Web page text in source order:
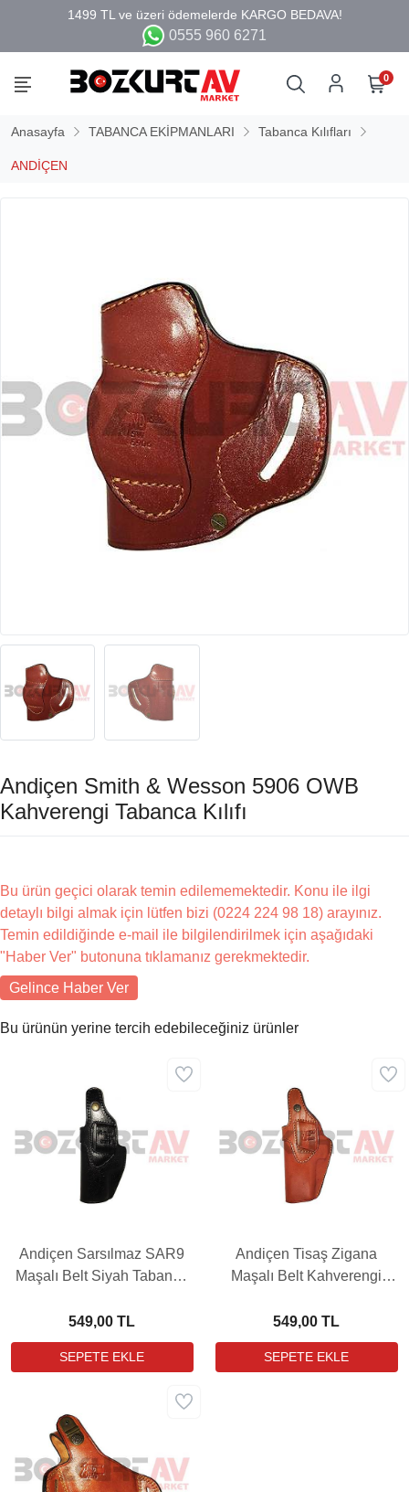
0555 960 6271
0
Anasayfa TABANCA EKİPMANLARI Tabanca Kılıfları
ANDİÇEN
Andiçen Smith & Wesson 5906 OWB
Kahverengi Tabanca Kılıfı
Bu ürün geçici olarak temin edilememektedir. Konu ile ilgi
detaylı bilgi almak için lütfen bizi (0224 224 98 18) arayınız.
Temin edildiğinde e-mail ile bilgilendirilmek için aşağıdaki
"Haber Ver" butonuna tıklamanız gerekmektedir.
Gelince Haber Ver
Bu ürünün yerine tercih edebileceğiniz ürünler
Andiçen Sarsılmaz SAR9
Maşalı Belt Siyah Tabanca
549,00 TL
Andiçen Tisaş Zigana
Maşalı Belt Kahverengi
549,00 TL